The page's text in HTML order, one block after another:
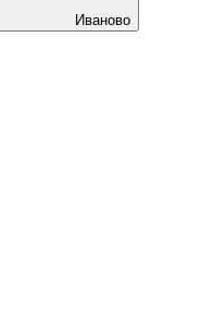
Иваново